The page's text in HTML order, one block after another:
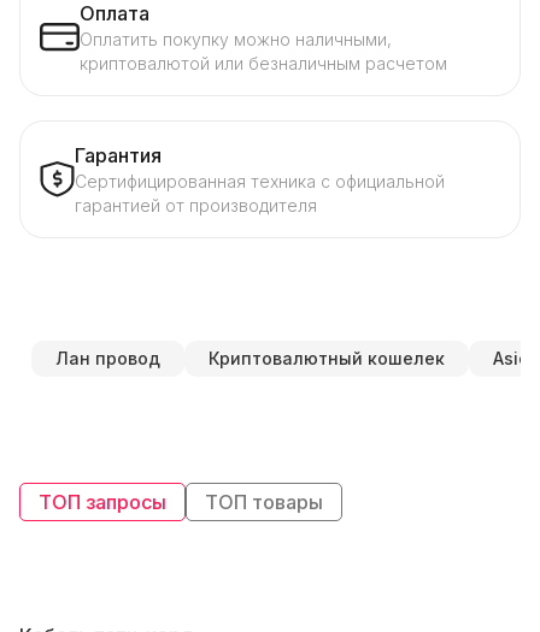
Оплата
Оплатить покупку можно наличными,
криптовалютой или безналичным расчетом
Гарантия
Сертифицированная техника с официальной
гарантией от производителя
Лан провод Криптовалютный кошелек
ТОП запросы ТОП товары